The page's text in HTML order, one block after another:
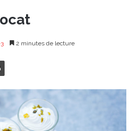
2 minutes de lecture